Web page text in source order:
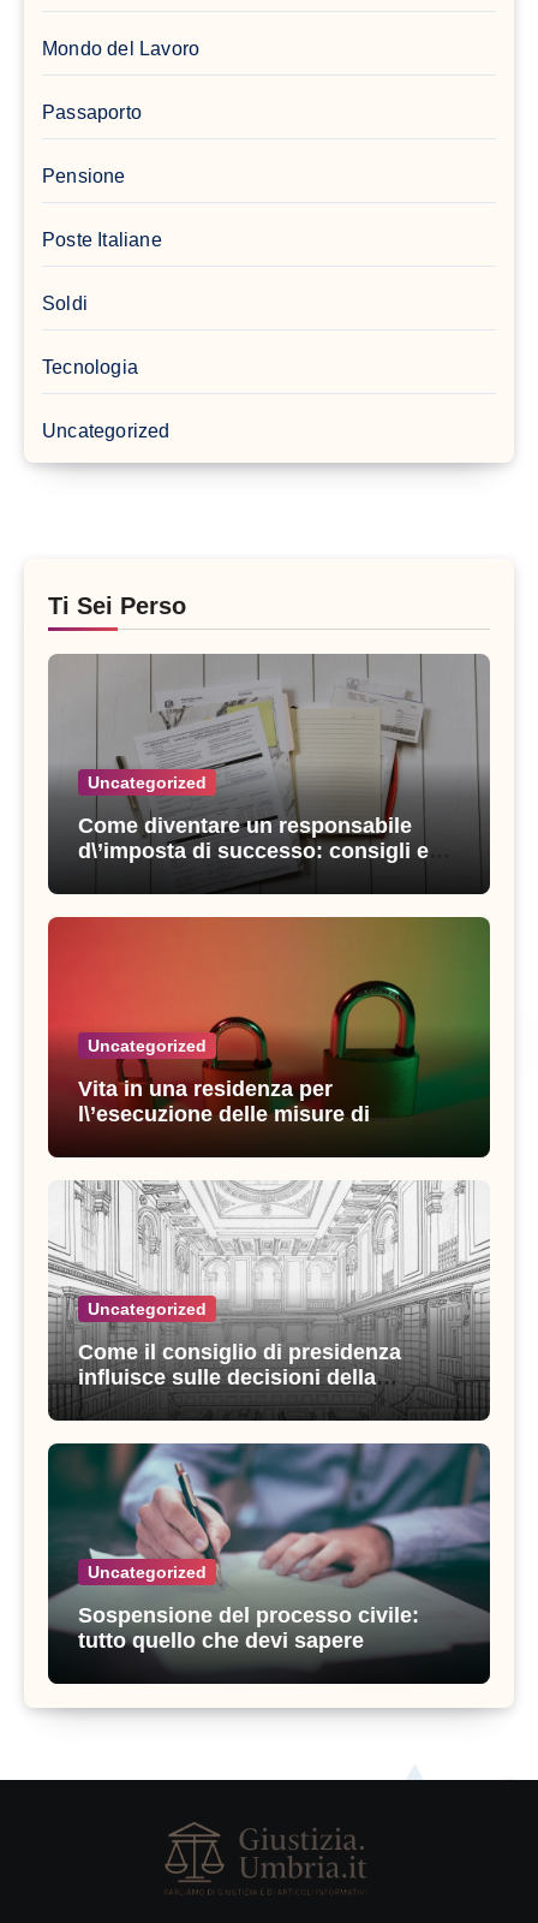
Mondo del Lavoro
Passaporto
Pensione
Poste Italiane
Soldi
Tecnologia
Uncategorized
Ti Sei Perso
Uncategorized
Come diventare un responsabile
d\’imposta di successo: consigli e
strategie vincenti
Uncategorized
Vita in una residenza per
l\’esecuzione delle misure di
Uncategorized
Come il consiglio di presidenza
influisce sulle decisioni della
giustizia amministrativa
Uncategorized
Sospensione del processo civile:
tutto quello che devi sapere